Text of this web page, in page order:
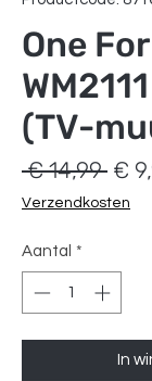
One
(TV-
€ 14,99
prijs
€
Verzendkosten
Aantal *
In